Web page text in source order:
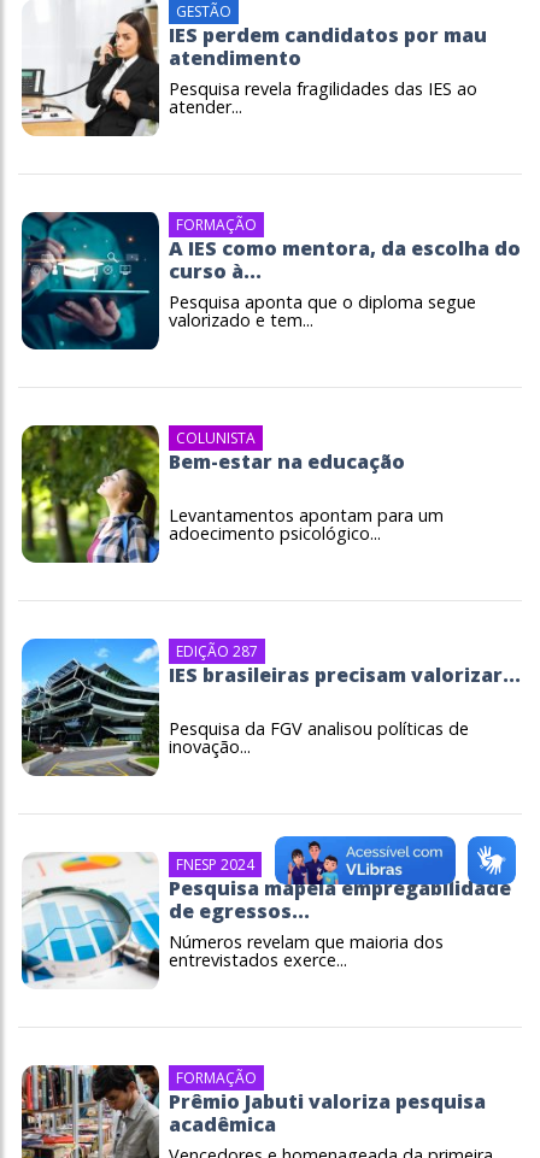
GESTÃO
IES perdem candidatos por mau
atendimento
Pesquisa revela fragilidades das IES ao
atender...
FORMAÇÃO
A IES como mentora, da escolha do
curso à...
Pesquisa aponta que o diploma segue
valorizado e tem...
COLUNISTA
Bem-estar na educação
Levantamentos apontam para um
adoecimento psicológico...
EDIÇÃO 287
IES brasileiras precisam valorizar...
Pesquisa da FGV analisou políticas de
inovação...
FNESP 2024
Pesquisa mapeia empregabilidade
de egressos...
Números revelam que maioria dos
entrevistados exerce...
FORMAÇÃO
Prêmio Jabuti valoriza pesquisa
acadêmica